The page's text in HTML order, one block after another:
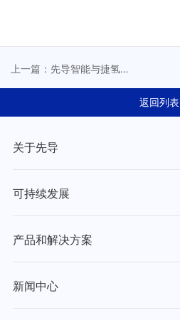
上一篇：先导智能与捷氢
返回列表
关于先导
可持续发展
产品和解决方案
新闻中心